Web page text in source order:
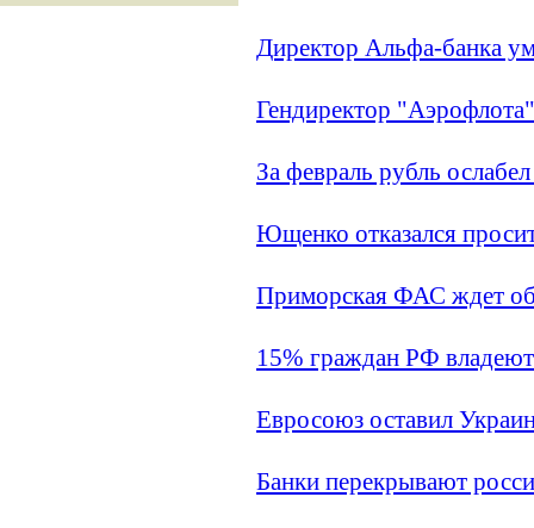
Директор Альфа-банка
Гендиректор
За февраль рубль
Ющенко отказался
Приморская ФАС ждет
15% граждан РФ
Евросоюз оставил
Банки перекрывают